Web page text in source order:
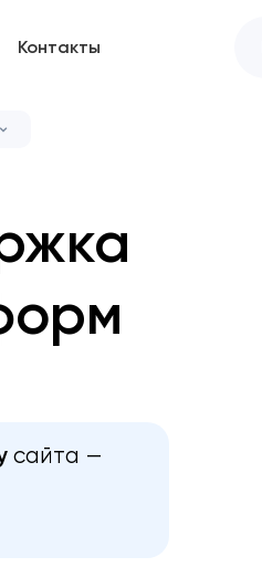
Контакты
сайта —